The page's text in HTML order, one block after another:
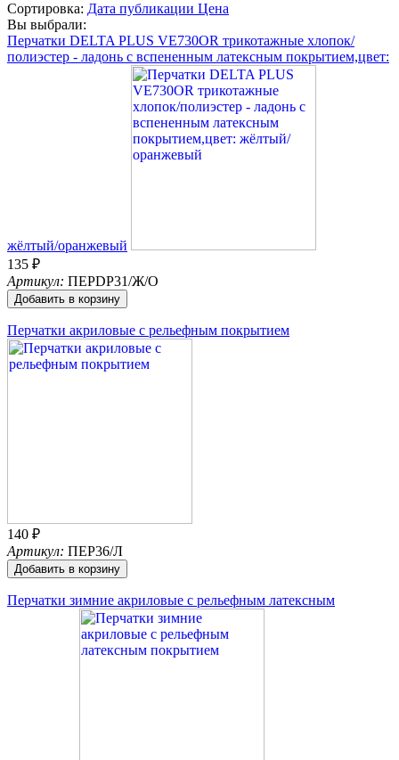
Сортировка: Дата публикации Цена
Вы выбрали:
Перчатки DELTA PLUS VE730OR трикотажные хлопок/
полиэстер - ладонь с вспененным латексным покрытием,цвет:
жёлтый/оранжевый
135 ₽
Артикул: ПЕРDP31/Ж/О
Добавить в корзину
Перчатки акриловые с рельефным покрытием
140 ₽
Артикул: ПЕР36/Л
Добавить в корзину
Перчатки зимние акриловые с рельефным латексным